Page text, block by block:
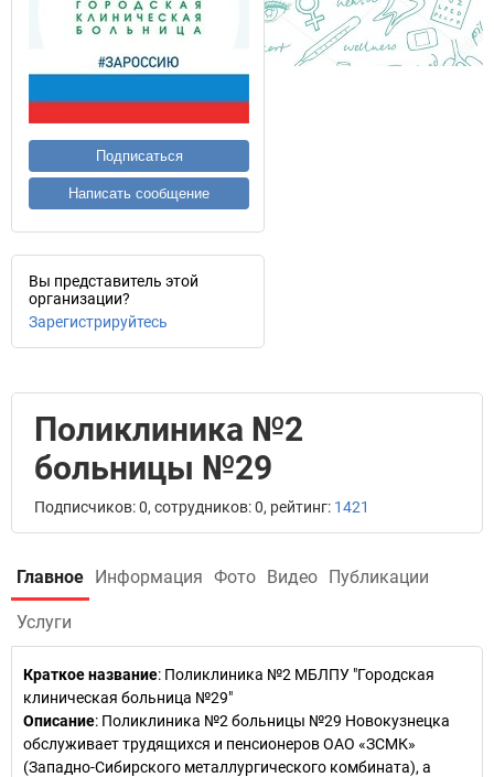
Подписаться
Написать сообщение
Вы представитель этой
организации?
Зарегистрируйтесь
Поликлиника №2
больницы №29
Подписчиков: 0, сотрудников: 0, рейтинг: 1421
Главное Информация Фото Видео Публикации
Услуги
Краткое название: Поликлиника №2 МБЛПУ "Городская
клиническая больница №29"
Описание: Поликлиника №2 больницы №29 Новокузнецка
обслуживает трудящихся и пенсионеров ОАО «ЗСМК»
(Западно-Сибирского металлургического комбината), а